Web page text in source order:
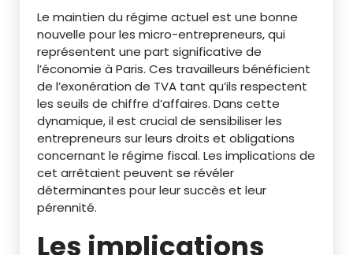
Le maintien du régime actuel est une bonne
nouvelle pour les micro-entrepreneurs, qui
représentent une part significative de
l’économie à Paris. Ces travailleurs bénéficient
de l’exonération de TVA tant qu’ils respectent
les seuils de chiffre d’affaires. Dans cette
dynamique, il est crucial de sensibiliser les
entrepreneurs sur leurs droits et obligations
concernant le régime fiscal. Les implications de
cet arrêtaient peuvent se révéler
déterminantes pour leur succès et leur
pérennité.
Les implications